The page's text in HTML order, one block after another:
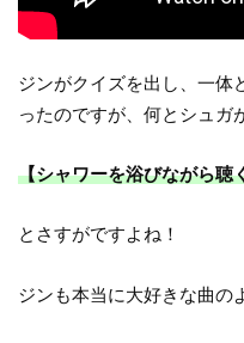
ジンがクイズを出し、一体
ったのですが、何とシュガ
【シャワーを浴びながら聴
とさすがですよね！
ジンも本当に大好きな曲の